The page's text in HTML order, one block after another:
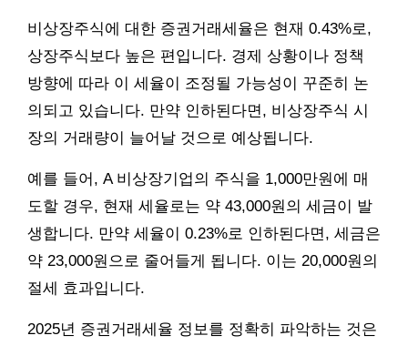
비상장주식에 대한 증권거래세율은 현재 0.43%로,
상장주식보다 높은 편입니다. 경제 상황이나 정책
방향에 따라 이 세율이 조정될 가능성이 꾸준히 논
의되고 있습니다. 만약 인하된다면, 비상장주식 시
장의 거래량이 늘어날 것으로 예상됩니다.
예를 들어, A 비상장기업의 주식을 1,000만원에 매
도할 경우, 현재 세율로는 약 43,000원의 세금이 발
생합니다. 만약 세율이 0.23%로 인하된다면, 세금은
약 23,000원으로 줄어들게 됩니다. 이는 20,000원의
절세 효과입니다.
2025년 증권거래세율 정보를 정확히 파악하는 것은